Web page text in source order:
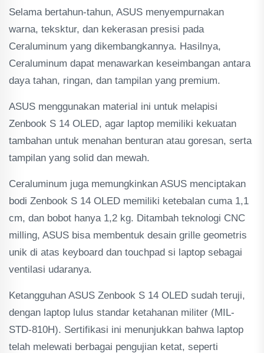
Selama bertahun-tahun, ASUS menyempurnakan
warna, teksktur, dan kekerasan presisi pada
Ceraluminum yang dikembangkannya. Hasilnya,
Ceraluminum dapat menawarkan keseimbangan antara
daya tahan, ringan, dan tampilan yang premium.
ASUS menggunakan material ini untuk melapisi
Zenbook S 14 OLED, agar laptop memiliki kekuatan
tambahan untuk menahan benturan atau goresan, serta
tampilan yang solid dan mewah.
Ceraluminum juga memungkinkan ASUS menciptakan
bodi Zenbook S 14 OLED memiliki ketebalan cuma 1,1
cm, dan bobot hanya 1,2 kg. Ditambah teknologi CNC
milling, ASUS bisa membentuk desain grille geometris
unik di atas keyboard dan touchpad si laptop sebagai
ventilasi udaranya.
Ketangguhan ASUS Zenbook S 14 OLED sudah teruji,
dengan laptop lulus standar ketahanan militer (MIL-
STD-810H). Sertifikasi ini menunjukkan bahwa laptop
telah melewati berbagai pengujian ketat, seperti